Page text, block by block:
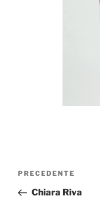
Navigazione
Articolo
precedente:
PRECEDENTE
Chiara Riva